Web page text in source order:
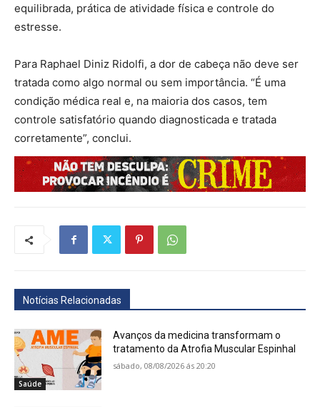
equilibrada, prática de atividade física e controle do
estresse.
Para Raphael Diniz Ridolfi, a dor de cabeça não deve ser
tratada como algo normal ou sem importância. “É uma
condição médica real e, na maioria dos casos, tem
controle satisfatório quando diagnosticada e tratada
corretamente”, conclui.
Notícias Relacionadas
Saúde
Avanços da medicina transformam o
tratamento da Atrofia Muscular Espinhal
sábado, 08/08/2026 ás 20:20